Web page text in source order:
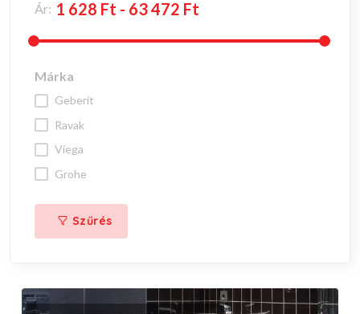
Ár:
Márka
geberit
ravak
viega
grohe
Szűrés